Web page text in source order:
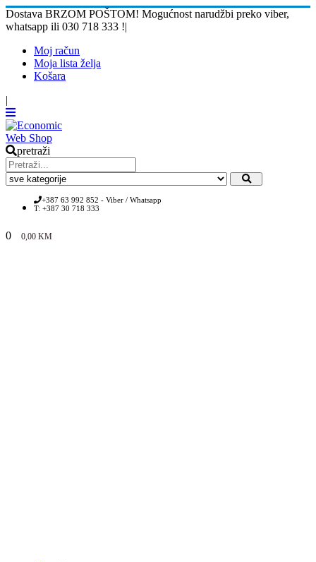
Dostava BRZOM POŠTOM! Mogućnost narudžbi preko viber,
whatsapp ili 030 718 333 !|
Moj račun
Moja lista želja
Košara
|
pretraži
+387 63 992 852 - Viber / Whatsapp
T: +387 30 718 333
0 0,00 KM